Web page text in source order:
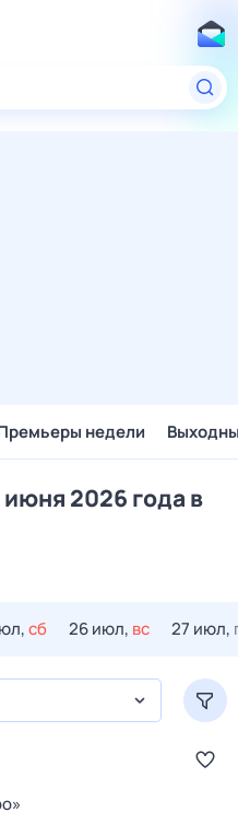
недели
2026 года в
сб 26 июл, вс 27 июл,